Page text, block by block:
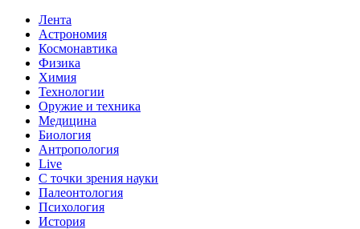
Лента
Астрономия
Космонавтика
Физика
Химия
Технологии
Оружие и техника
Медицина
Биология
Антропология
Live
С точки зрения науки
Палеонтология
Психология
История